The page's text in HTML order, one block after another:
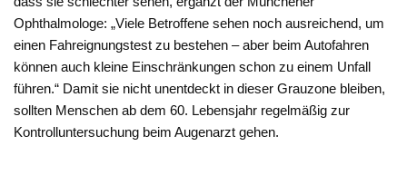
Ophthalmologe: „Viele Betroffene sehen noch ausreichend, um
einen Fahreignungstest zu bestehen – aber beim Autofahren
können auch kleine Einschränkungen schon zu einem Unfall
führen.“ Damit sie nicht unentdeckt in dieser Grauzone bleiben,
sollten Menschen ab dem 60. Lebensjahr regelmäßig zur
Kontrolluntersuchung beim Augenarzt gehen.